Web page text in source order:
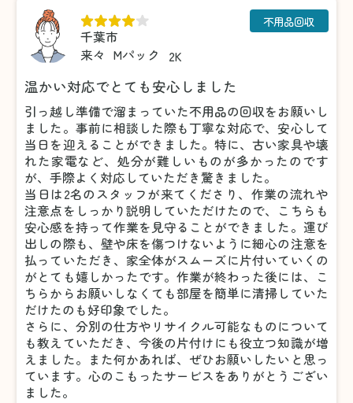
千葉市
来々 Mパック 2K
不用品回収
温かい対応でとても安心しました
引っ越し準備で溜まっていた不用品の回収をお願いし
ました。事前に相談した際も丁寧な対応で、安心して
当日を迎えることができました。特に、古い家具や壊
れた家電など、処分が難しいものが多かったのです
が、手際よく対応していただき驚きました。
当日は2名のスタッフが来てくださり、作業の流れや
注意点をしっかり説明していただけたので、こちらも
安心感を持って作業を見守ることができました。運び
出しの際も、壁や床を傷つけないように細心の注意を
払っていただき、家全体がスムーズに片付いていくの
がとても嬉しかったです。作業が終わった後には、こ
ちらからお願いしなくても部屋を簡単に清掃していた
だけたのも好印象でした。
さらに、分別の仕方やリサイクル可能なものについて
も教えていただき、今後の片付けにも役立つ知識が増
えました。また何かあれば、ぜひお願いしたいと思っ
ています。心のこもったサービスをありがとうござい
ました。